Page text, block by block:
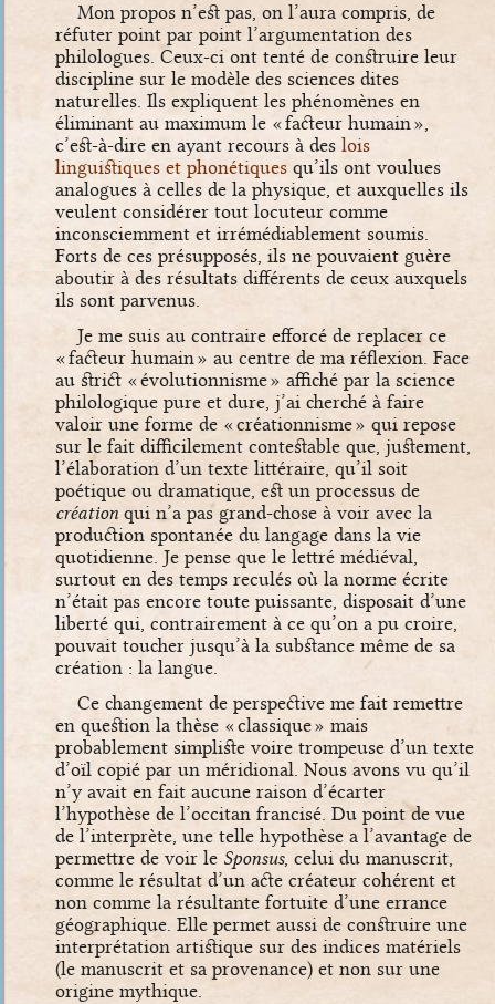
Mon propos n’est pas, on l’aura compris, de
réfuter point par point l’argumentation des
philologues. Ceux-ci ont tenté de construire leur
discipline sur le modèle des sciences dites
naturelles. Ils expliquent les phénomènes en
éliminant au maximum le « facteur humain »,
c’est-à-dire en ayant recours à des lois
linguistiques et phonétiques qu’ils ont voulues
analogues à celles de la physique, et auxquelles ils
veulent considérer tout locuteur comme
inconsciemment et irrémédiablement soumis.
Forts de ces présupposés, ils ne pouvaient guère
aboutir à des résultats différents de ceux auxquels
ils sont parvenus.
Je me suis au contraire efforcé de replacer ce
« facteur humain » au centre de ma réflexion. Face
au strict « évolutionnisme » affiché par la science
philologique pure et dure, j’ai cherché à faire
valoir une forme de « créationnisme » qui repose
sur le fait difficilement contestable que, justement,
l’élaboration d’un texte littéraire, qu’il soit
poétique ou dramatique, est un processus de
créationqui n’a pas grand-chose à voir avec la
production spontanée du langage dans la vie
quotidienne. Je pense que le lettré médiéval,
surtout en des temps reculés où la norme écrite
n’était pas encore toute puissante, disposait d’une
liberté qui, contrairement à ce qu’on a pu croire,
pouvait toucher jusqu’à la substance même de sa
création : la langue.
Ce changement de perspective me fait remettre
en question la thèse « classique » mais
probablement simpliste voire trompeuse d’un texte
d’oïl copié par un méridional. Nous avons vu qu’il
n’y avait en fait aucune raison d’écarter
l’hypothèse de l’occitan francisé. Du point de vue
de l’interprète, une telle hypothèse a l’avantage de
permettre de voir le Sponsus, celui du manuscrit,
comme le résultat d’un acte créateur cohérent et
non comme la résultante fortuite d’une errance
géographique. Elle permet aussi de construire une
interprétation artistique sur des indices matériels
(le manuscrit et sa provenance) et non sur une
origine mythique.